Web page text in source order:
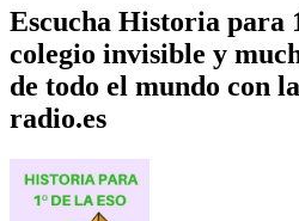
Escucha Historia para
colegio invisible y
de todo el mundo con
radio.es